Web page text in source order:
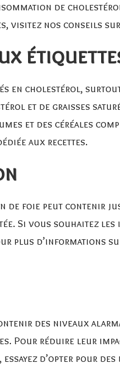
de
visitez nos conseils
en cholestérol,
et de graisses
et des céréales
aux recettes.
foie peut contenir
Si vous souhaitez
plus d’informations
des niveaux
Pour réduire leur
d’opter pour